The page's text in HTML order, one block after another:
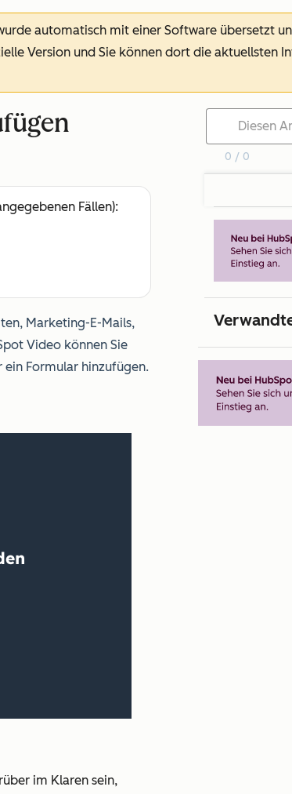
automatisch mit einer Software übersetzt
Version und Sie können dort die aktuellsten
Fällen):
Marketing-E-Mails,
Video können Sie
Formular hinzufügen.
im Klaren sein,
0 / 0